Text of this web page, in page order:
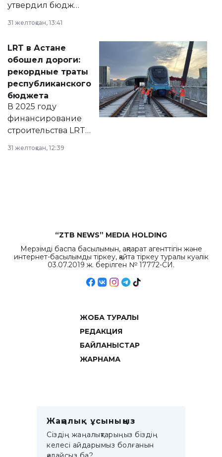
утвердил бюджет
2028 годы.
документ
появился в базе
нормативных
правовых актов и
на сайте маслихат
города.
31 желтоқсан, 13:41
LRT в Астане
обошел дороги:
рекордные траты
республиканского
бюджета
В 2025 году
финансирование
строительства LRT
республиканского
31 желтоқсан, 12:39
“ZTB NEWS” MEDIA HOLDING
Мерзімді баспа басылымын, ақпарат агенттігін және
интернет-басылымды тіркеу, қайта тіркеу туралы куәлік
03.07.2019 ж. берілген № 17772-СИ.
ЖОБА ТУРАЛЫ
РЕДАКЦИЯ
БАЙЛАНЫСТАР
ЖАРНАМА
Жаңалық ұсыныңыз
Сіздің жаңалықтарыңыз біздің
келесі айдарымыз болғанын